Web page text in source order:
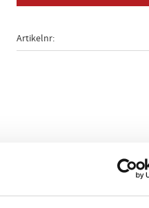
Artikelnr